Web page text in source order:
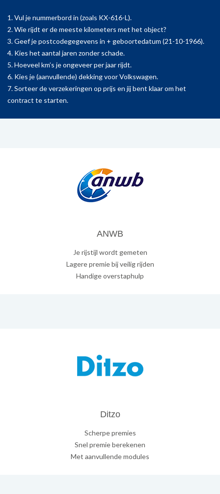
1. Vul je nummerbord in (zoals KX-616-L).
2. Wie rijdt er de meeste kilometers met het object?
3. Geef je postcodegegevens in + geboortedatum (21-10-1966).
4. Kies het aantal jaren zonder schade.
5. Hoeveel km’s je ongeveer per jaar rijdt.
6. Kies je (aanvullende) dekking voor Volkswagen.
7. Sorteer de verzekeringen op prijs en jij bent klaar om het
contract te starten.
ANWB
Je rijstijl wordt gemeten
Lagere premie bij veilig rijden
Handige overstaphulp
Ditzo
Scherpe premies
Snel premie berekenen
Met aanvullende modules